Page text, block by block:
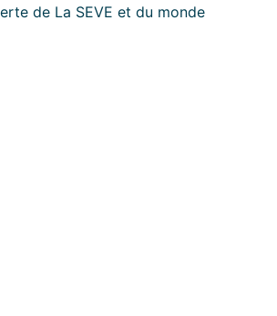
de La SEVE et du monde